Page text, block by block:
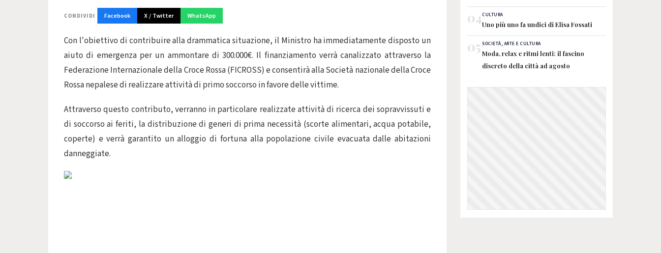
CONDIVIDI Facebook X / Twitter WhatsApp
Con l'obiettivo di contribuire alla drammatica situazione, il Ministro ha immediatamente disposto un
aiuto di emergenza per un ammontare di 300.000€. Il finanziamento verrà canalizzato attraverso la
Federazione Internazionale della Croce Rossa (FICROSS) e consentirà alla Società nazionale della Croce
Rossa nepalese di realizzare attività di primo soccorso in favore delle vittime.
Attraverso questo contributo, verranno in particolare realizzate attività di ricerca dei sopravvissuti e
di soccorso ai feriti, la distribuzione di generi di prima necessità (scorte alimentari, acqua potabile,
coperte) e verrà garantito un alloggio di fortuna alla popolazione civile evacuata dalle abitazioni
danneggiate.
04CULTURA
Uno più uno fa undici di Elisa Fossati
05 SOCIETÀ, ARTE E CULTURA
Moda, relax e ritmi lenti: il fascino
discreto della città ad agosto